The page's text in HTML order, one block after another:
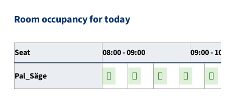
Room occupancy for today
Seat 08:00 - 09:00 09:00 -
Pal_Säge